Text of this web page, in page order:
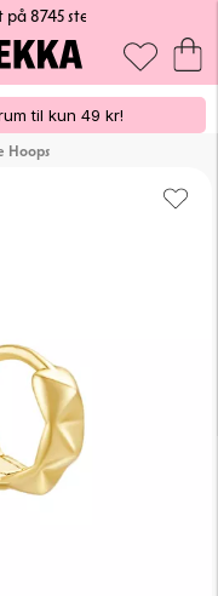
på 8745 stemmer
til kun 49 kr!
Hoops